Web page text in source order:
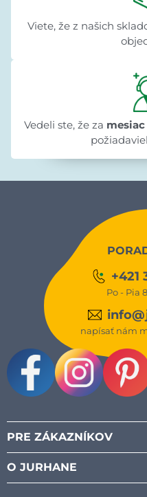
Viete, že z našich
Vedeli ste, že za mesiac
+421
Po - Pia
napísať nám
PRE ZÁKAZNÍKOV
O JURHANE